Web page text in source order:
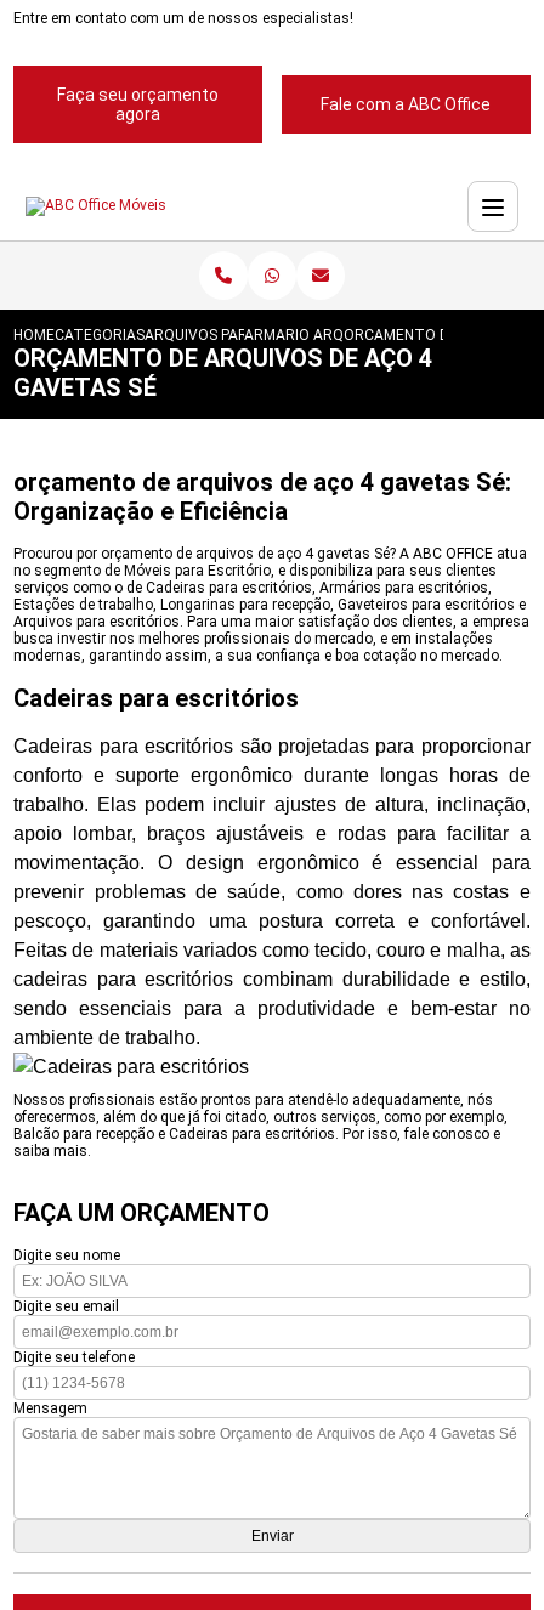
Entre em contato com um de nossos especialistas!
Faça seu orçamento
agora
Fale com a ABC Office
HOMECATEGORIASARQUIVOS PARA ESCRITORIOS
ARMARIO ARQUIVO PARA ESCRITORIO
ORCAMENTO DE ARQUIVOS
ORÇAMENTO DE ARQUIVOS DE AÇO 4
GAVETAS SÉ
orçamento de arquivos de aço 4 gavetas Sé:
Organização e Eficiência
Procurou por orçamento de arquivos de aço 4 gavetas Sé? A ABC OFFICE atua
no segmento de Móveis para Escritório, e disponibiliza para seus clientes
serviços como o de Cadeiras para escritórios, Armários para escritórios,
Estações de trabalho, Longarinas para recepção, Gaveteiros para escritórios e
Arquivos para escritórios. Para uma maior satisfação dos clientes, a empresa
busca investir nos melhores profissionais do mercado, e em instalações
modernas, garantindo assim, a sua confiança e boa cotação no mercado.
Cadeiras para escritórios
Cadeiras para escritórios são projetadas para proporcionar
conforto e suporte ergonômico durante longas horas de
trabalho. Elas podem incluir ajustes de altura, inclinação,
apoio lombar, braços ajustáveis e rodas para facilitar a
movimentação. O design ergonômico é essencial para
prevenir problemas de saúde, como dores nas costas e
pescoço, garantindo uma postura correta e confortável.
Feitas de materiais variados como tecido, couro e malha, as
cadeiras para escritórios combinam durabilidade e estilo,
sendo essenciais para a produtividade e bem-estar no
ambiente de trabalho.
Nossos profissionais estão prontos para atendê-lo adequadamente, nós
oferecermos, além do que já foi citado, outros serviços, como por exemplo,
Balcão para recepção e Cadeiras para escritórios. Por isso, fale conosco e
saiba mais.
FAÇA UM ORÇAMENTO
Digite seu nome
Digite seu email
Digite seu telefone
Mensagem